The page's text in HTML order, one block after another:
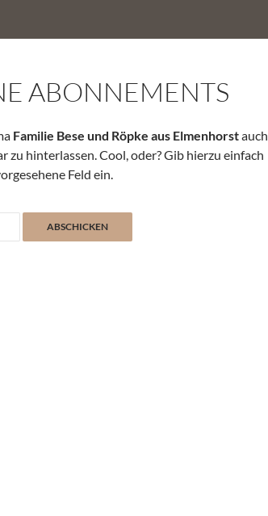
ABONNEMENTS
Familie Bese und Röpke aus Elmenhorstauch
zu hinterlassen. Cool, oder? Gib hierzu einfach
Feld ein.